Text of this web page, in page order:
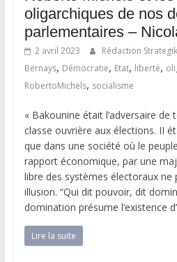
oligarchiques de nos
parlementaires –
2 avril 2023 Rédaction
Bernays, Démocratie, Etat, liberté,
RobertoMichels, socialisme
« Bakounine était l’adversaire
classe ouvrière aux élections. II
que dans une société où le
rapport économique, par une
libre des systèmes électoraux ne
illusion. “Qui dit pouvoir, dit
domination présume l’existence
Lire la suite